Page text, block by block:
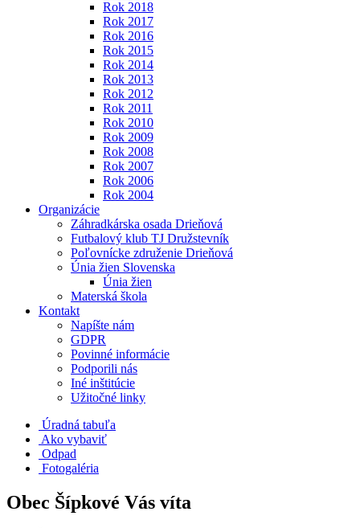
Rok 2018
Rok 2017
Rok 2016
Rok 2015
Rok 2014
Rok 2013
Rok 2012
Rok 2011
Rok 2010
Rok 2009
Rok 2008
Rok 2007
Rok 2006
Rok 2004
Organizácie
Záhradkárska osada Drieňová
Futbalový klub TJ Družstevník
Poľovnícke združenie Drieňová
Únia žien Slovenska
Únia žien
Materská škola
Kontakt
Napíšte nám
GDPR
Povinné informácie
Podporili nás
Iné inštitúcie
Užitočné linky
Úradná tabuľa
Ako vybaviť
Odpad
Fotogaléria
Obec Šípkové Vás víta